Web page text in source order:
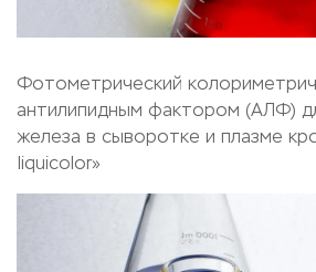
Фотометрический
антилипидным фактором (АЛФ)
железа в сыворотке и плазме
Iiquicolor»